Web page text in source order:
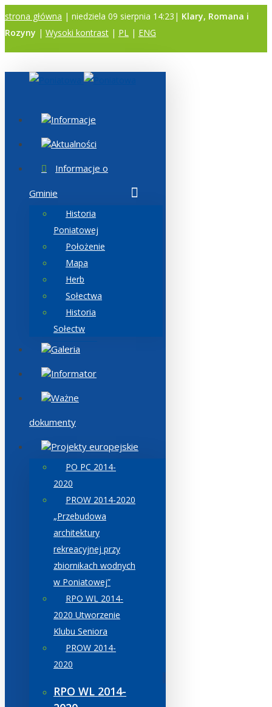
strona główna | niedziela 09 sierpnia 14:23| Klary, Romana i
Rozyny | Wysoki kontrast | PL | ENG
Informacje
Aktualności
Informacje o
Gminie
Historia
Poniatowej
Położenie
Mapa
Herb
Sołectwa
Historia
Sołectw
Galeria
Informator
Ważne
dokumenty
Projekty europejskie
PO PC 2014-
2020
PROW 2014-2020
„Przebudowa
architektury
rekreacyjnej przy
zbiornikach wodnych
w Poniatowej”
RPO WL 2014-
2020 Utworzenie
Klubu Seniora
PROW 2014-
2020
RPO WL 2014-